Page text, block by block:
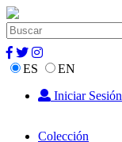
ES
EN
Iniciar Sesión
Colección